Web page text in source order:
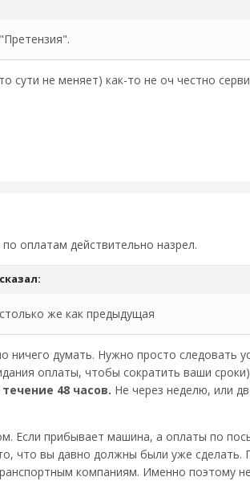
сути не меняет) как-то не оч честно
оплатам действительно назрел.
сказал:
же как предыдущая
ничего думать. Нужно просто следовать
оплаты, чтобы сократить ваши
48 часов. Не через неделю, или
Если прибывает машина, а оплаты по
что вы давно должны были уже сделать.
компаниям. Именно поэтому